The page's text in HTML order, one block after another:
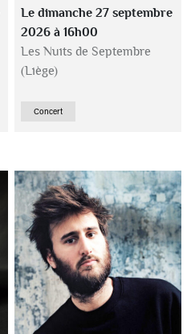
Le dimanche 27 septembre
2026 à 16h00
Les Nuits de Septembre
(Liège)
Concert